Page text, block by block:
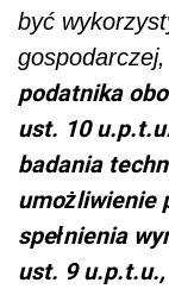
być
podatnika
ust. 10
badania
umożliwienie
spełnienia
ust. 9